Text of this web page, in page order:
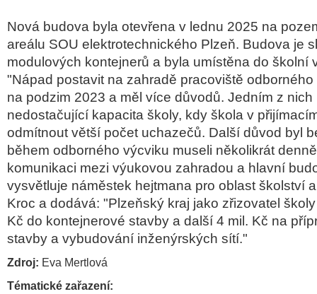
Nová budova byla otevřena v lednu 2025 na
areálu SOU elektrotechnického Plzeň. Budova je
modulových kontejnerů a byla umístěna do školní
"Nápad postavit na zahradě pracoviště
na podzim 2023 a měl více důvodů. Jedním z nich
nedostačující kapacita školy, kdy škola v
odmítnout větší počet uchazečů. Další důvod byl
během odborného výcviku museli několikrát
komunikaci mezi výukovou zahradou a hlavní
vysvětluje náměstek hejtmana pro oblast školství
Kroc a dodává: "Plzeňský kraj jako zřizovatel
Kč do kontejnerové stavby a další 4 mil. Kč na
stavby a vybudování inženýrských sítí."
Zdroj: Eva Mertlová
Tématické zařazení: